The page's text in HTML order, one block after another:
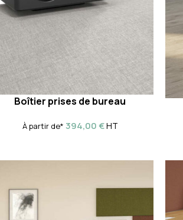
Boîtier prises de bureau
À partir de* 394,00€HT